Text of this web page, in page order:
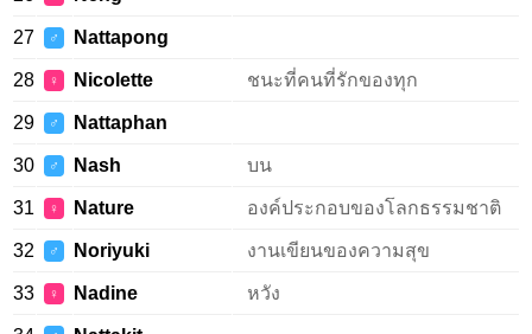
27 ♂ Nattapong
28 ♀ Nicolette ชนะที่คนที่รักของทุก
29 ♂ Nattaphan
30 ♂ Nash บน
31 ♀ Nature องค์ประกอบของโลกธรรมชาติ
32 ♂ Noriyuki งานเขียนของความสุข
33 ♀ Nadine หวัง